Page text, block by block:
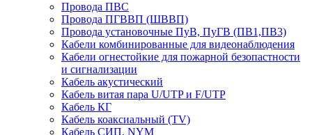
Провода ПВС
Провода ПГВВП (ШВВП)
Провода установочные ПуВ, ПуГВ (ПВ1,ПВ3)
Кабели комбинированные для видеонаблюдения
Кабели огнестойкие для пожарной безопастности
и сигнализации
Кабель акустический
Кабель витая пара U/UTP и F/UTP
Кабель КГ
Кабель коаксиальный (TV)
Кабель СИП, NYM